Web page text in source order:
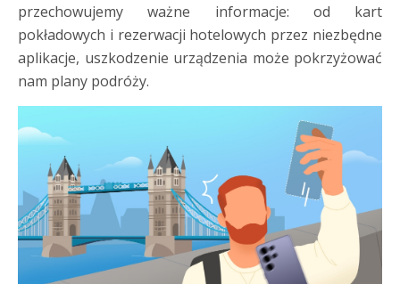
przechowujemy ważne informacje: od kart
pokładowych i rezerwacji hotelowych przez niezbędne
aplikacje, uszkodzenie urządzenia może pokrzyżować
nam plany podróży.